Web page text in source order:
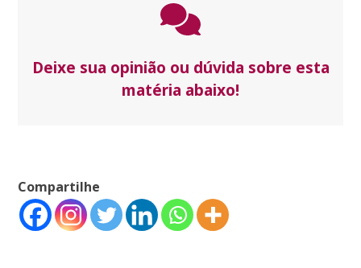
Deixe sua opinião ou dúvida sobre esta
matéria abaixo!
Compartilhe